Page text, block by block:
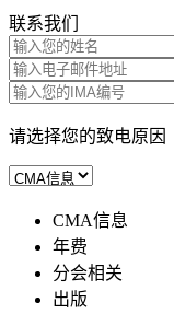
联系我们
请选择您的致电原因
CMA信息
年费
分会相关
出版